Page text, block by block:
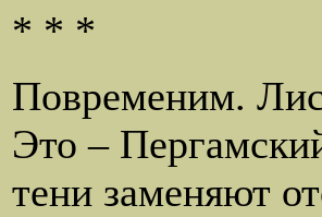
* * *
Повременим.
Это –
тени заменяют